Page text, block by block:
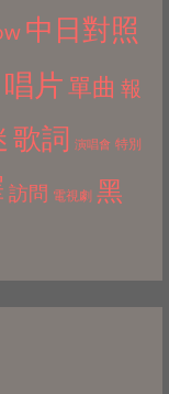
中日對照
唱片單曲 報
歌詞 演唱會 特別
訪問 電視劇 黑